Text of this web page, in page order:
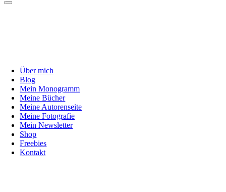
Über mich
Blog
Mein Monogramm
Meine Bücher
Meine Autorenseite
Meine Fotografie
Mein Newsletter
Shop
Freebies
Kontakt